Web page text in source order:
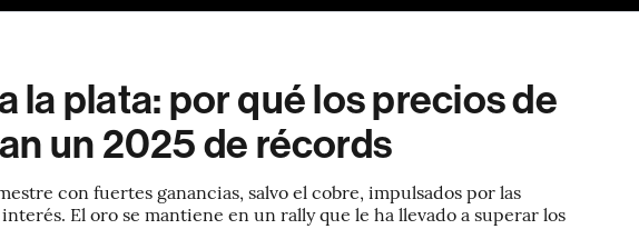
la plata: por qué los precios de
un 2025 de récords
con fuertes ganancias, salvo el cobre, impulsados por las
El oro se mantiene en un rally que le ha llevado a superar los